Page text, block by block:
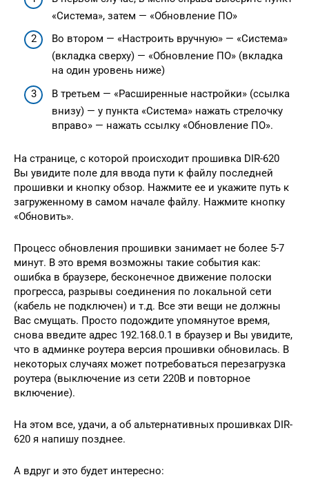
«Система», затем — «Обновление ПО»
Во втором — «Настроить вручную» — «Система»
(вкладка сверху) — «Обновление ПО» (вкладка
на один уровень ниже)
В третьем — «Расширенные настройки» (ссылка
внизу) — у пункта «Система» нажать стрелочку
вправо» — нажать ссылку «Обновление ПО».
На странице, с которой происходит прошивка DIR-620
Вы увидите поле для ввода пути к файлу последней
прошивки и кнопку обзор. Нажмите ее и укажите путь к
загруженному в самом начале файлу. Нажмите кнопку
«Обновить».
Процесс обновления прошивки занимает не более 5-7
минут. В это время возможны такие события как:
ошибка в браузере, бесконечное движение полоски
прогресса, разрывы соединения по локальной сети
(кабель не подключен) и т.д. Все эти вещи не должны
Вас смущать. Просто подождите упомянутое время,
снова введите адрес 192.168.0.1 в браузер и Вы увидите,
что в админке роутера версия прошивки обновилась. В
некоторых случаях может потребоваться перезагрузка
роутера (выключение из сети 220В и повторное
включение).
На этом все, удачи, а об альтернативных прошивках DIR-
620 я напишу позднее.
А вдруг и это будет интересно: